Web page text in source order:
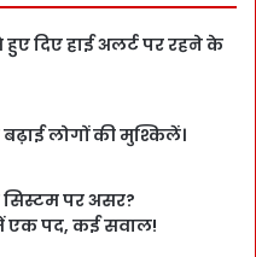
हुए दिए हाई अलर्ट पर रहने के
लोगों की मुश्किलें।
सिस्टम पर असर?
पद, कई सवाल!